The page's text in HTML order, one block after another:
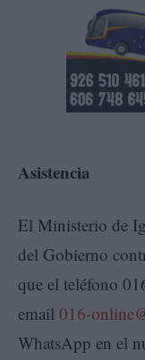
Asistencia
El Ministerio de
del Gobierno
que el teléfono
email 016-
WhatsApp en el